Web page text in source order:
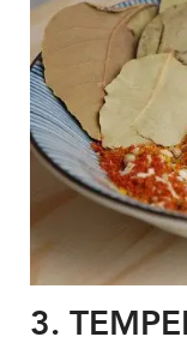
3.